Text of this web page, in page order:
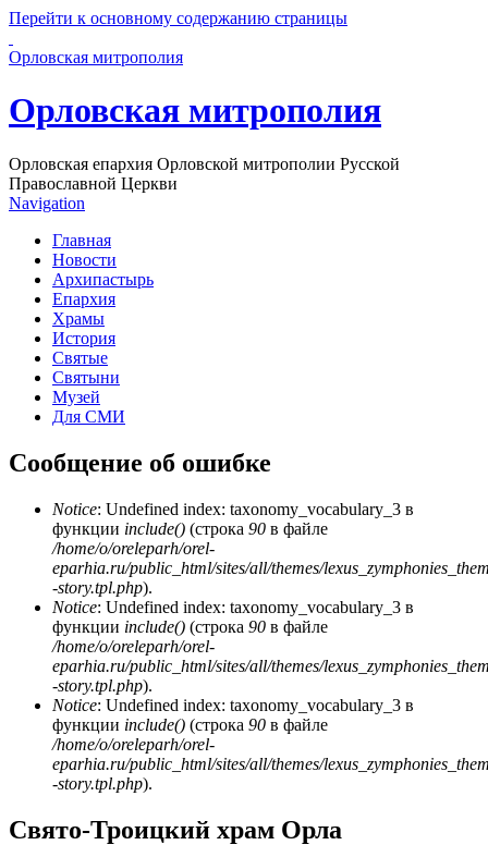
Перейти к основному содержанию страницы
Орловская митрополия
Орловская митрополия
Орловская епархия Орловской митрополии Русской
Православной Церкви
Navigation
Главная
Новости
Архипастырь
Епархия
Храмы
История
Святые
Святыни
Музей
Для СМИ
Сообщение об ошибке
Notice: Undefined index: taxonomy_vocabulary_3 в
функции include() (строка 90 в файле
/home/o/oreleparh/orel-
eparhia.ru/public_html/sites/all/themes/
-story.tpl.php).
Notice: Undefined index: taxonomy_vocabulary_3 в
функции include() (строка 90 в файле
/home/o/oreleparh/orel-
eparhia.ru/public_html/sites/all/themes/
-story.tpl.php).
Notice: Undefined index: taxonomy_vocabulary_3 в
функции include() (строка 90 в файле
/home/o/oreleparh/orel-
eparhia.ru/public_html/sites/all/themes/
-story.tpl.php).
Свято-Троицкий храм Орла